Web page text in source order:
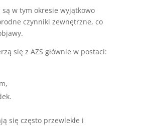
w tym okresie wyjątkowo
czynniki zewnętrzne, co
się z AZS głównie w postaci:
się często przewlekłe i